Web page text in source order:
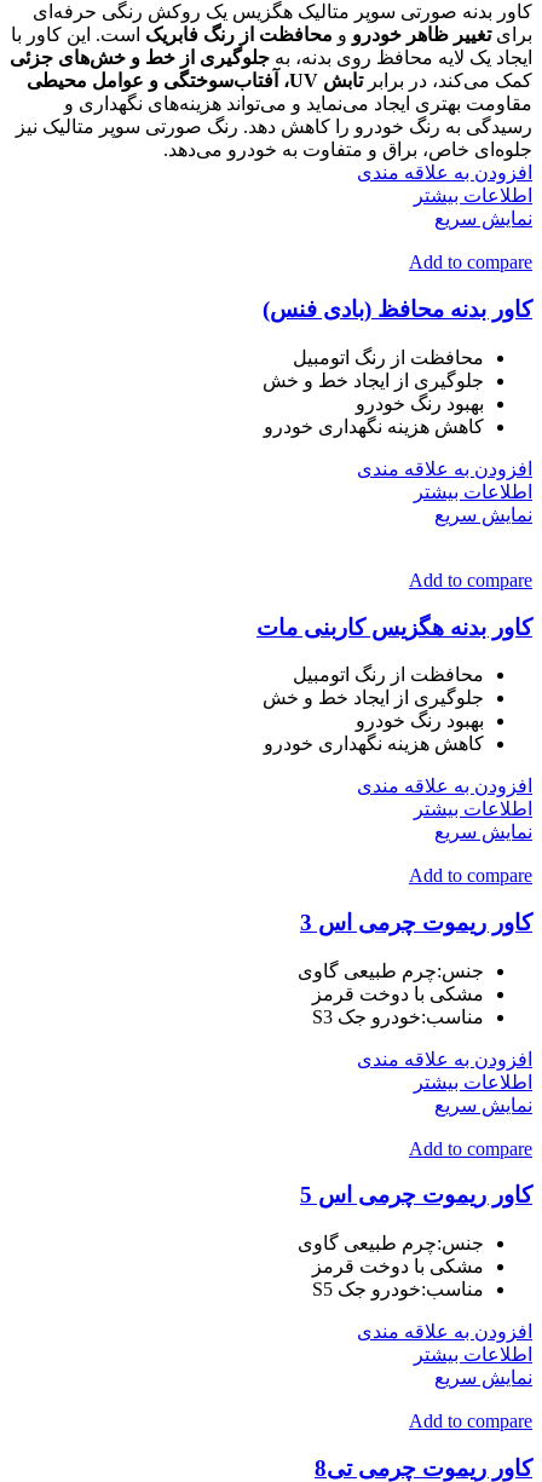
کاور بدنه صورتی سوپر متالیک هگزیس یک روکش رنگی حرفه‌ای
برایتغییر ظاهر خودرو و محافظت از رنگ فابریک است. این کاور با
ایجاد یک لایه محافظ روی بدنه، به جلوگیری از خط و خش‌های جزئی
کمک می‌کند، در برابرتابش UV، آفتاب‌سوختگی و عوامل محیطی
مقاومت بهتری ایجاد می‌نماید و می‌تواند هزینه‌های نگهداری و
رسیدگی به رنگ خودرو را کاهش دهد. رنگ صورتی سوپر متالیک نیز
جلوه‌ای خاص، براق و متفاوت به خودرو می‌دهد.
افزودن به علاقه مندی
اطلاعات بیشتر
نمایش سریع
Add to compare
کاور بدنه محافظ (بادی فنس)
محافظت از رنگ اتومبیل
جلوگیری از ایجاد خط و خش
بهبود رنگ خودرو
کاهش هزینه نگهداری خودرو
افزودن به علاقه مندی
اطلاعات بیشتر
نمایش سریع
Add to compare
کاور بدنه هگزیس کاربنی مات
محافظت از رنگ اتومبیل
جلوگیری از ایجاد خط و خش
بهبود رنگ خودرو
کاهش هزینه نگهداری خودرو
افزودن به علاقه مندی
اطلاعات بیشتر
نمایش سریع
Add to compare
کاور ریموت چرمی اس 3
جنس:چرم طبیعی گاوی
مشکی با دوخت قرمز
مناسب:خودرو جک S3
افزودن به علاقه مندی
اطلاعات بیشتر
نمایش سریع
Add to compare
کاور ریموت چرمی اس 5
جنس:چرم طبیعی گاوی
مشکی با دوخت قرمز
مناسب:خودرو جک S5
افزودن به علاقه مندی
اطلاعات بیشتر
نمایش سریع
Add to compare
کاور ریموت چرمی تی8